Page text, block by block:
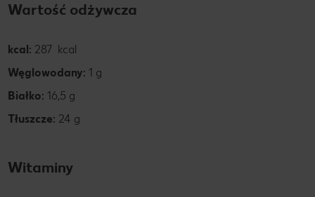
Wartość odżywcza
kcal: 287 kcal
Węglowodany: 1 g
Białko: 16,5 g
Tłuszcze: 24 g
Witaminy